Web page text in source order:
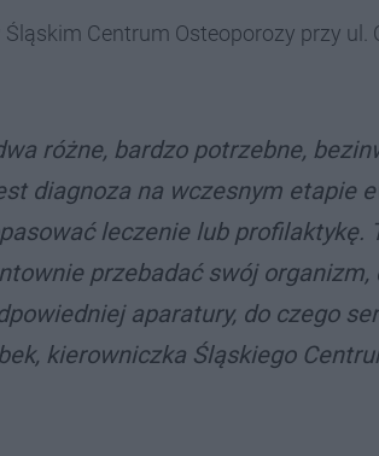
Centrum Osteoporozy przy ul.
różne, bardzo potrzebne,
diagnoza na wczesnym etapie
leczenie lub profilaktykę.
przebadać swój
aparatury, do czego
kierowniczka Śląskiego